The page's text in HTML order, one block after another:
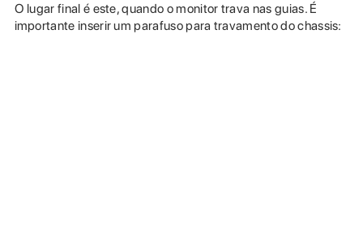
O lugar final é este, quando o monitor trava nas guias. É
importante inserir um parafuso para travamento do chassis: